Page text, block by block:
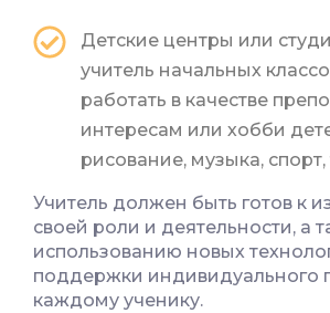
Детские центры или
учитель начальных
работать в качестве
интересам или хобби
рисование, музыка,
Учитель должен быть готов к
своей роли и деятельности, а
использованию новых
поддержки индивидуального
каждому ученику.